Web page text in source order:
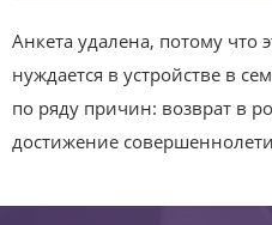
Анкета удалена, потому что
нуждается в устройстве в
по ряду причин: возврат в
достижение